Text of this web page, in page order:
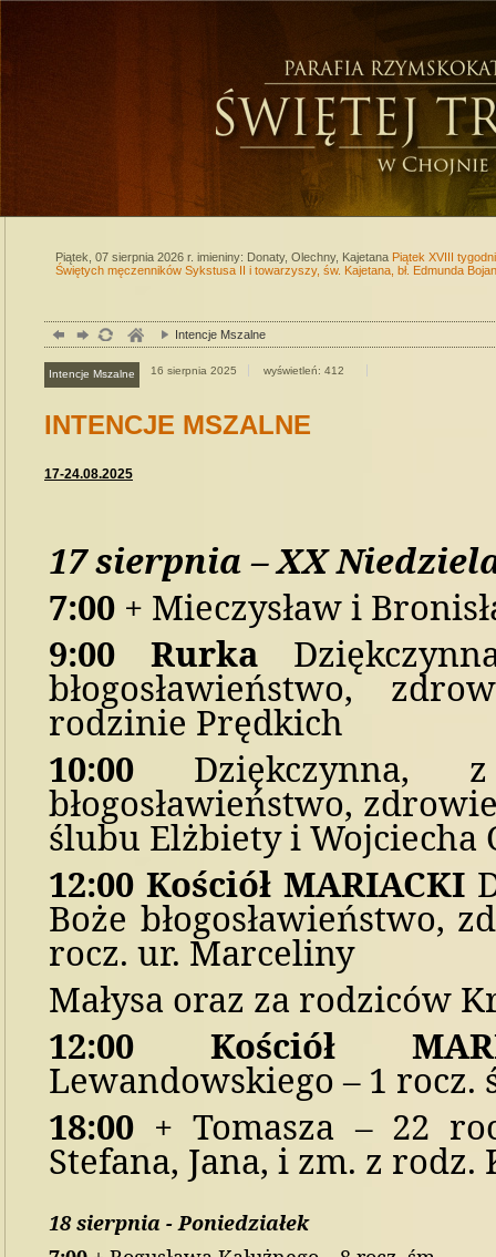
Piątek, 07 sierpnia 2026 r. imieniny: Donaty, Olechny, Kajetana Piątek XVIII
Świętych męczenników Sykstusa II i towarzyszy, św. Kajetana, bł. Edmunda
Intencje Mszalne
Intencje Mszalne 16 sierpnia 2025 wyświetleń: 412
INTENCJE MSZALNE
17-24.08.2025
17sierpnia–XX
7:00 + Mieczysław i
9:00 Rurka Dziękczynn
błogosławieństwo,
rodzinie Prędkich
10:00 Dziękczynna, z
błogosławieństwo,
ślubu Elżbiety i Wojciecha
12:00 Kościół MARIACKI
Boże błogosławieństwo,
rocz. ur. Marceliny
Małysa oraz za rodziców
12:00 Kościół M
Lewandowskiego – 1 rocz.
18:00 + Tomasza – 22
Stefana, Jana, i zm. z rodz.
18 sierpnia -Poniedziałek